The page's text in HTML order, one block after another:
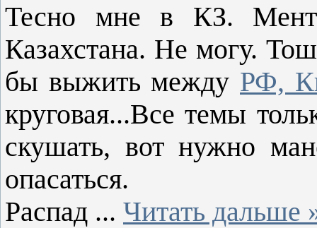
Тесно мне в КЗ.
Казахстана. Не могу.
бы выжить между РФ,
круговая...Все темы
скушать, вот нужно
опасаться.
Распад ... Читать дальше